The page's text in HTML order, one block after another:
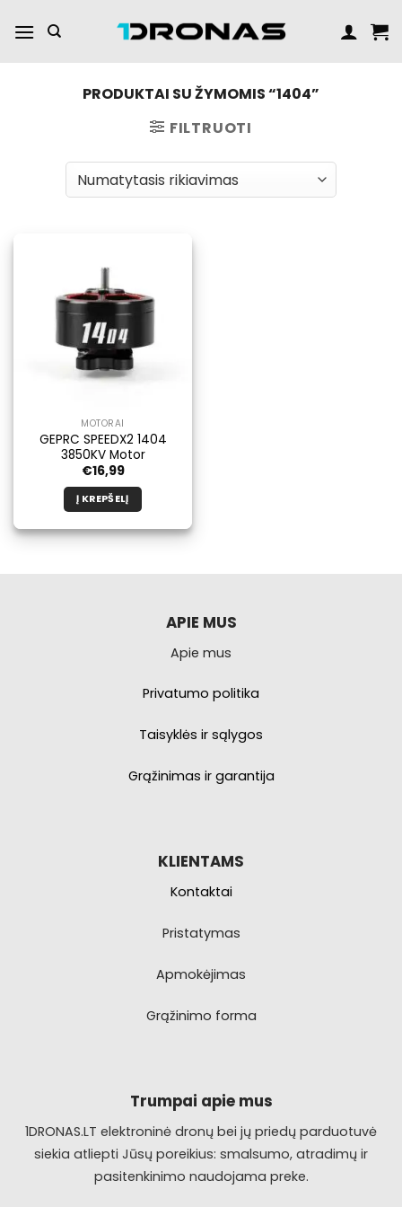
turinį
PRODUKTAI SU ŽYMOMIS “1404”
FILTRUOTI
MOTORAI
GEPRC SPEEDX2 1404
3850KV Motor
€16,99
Į KREPŠELĮ
APIE MUS
Apie mus
Privatumo politika
Taisyklės ir sąlygos
Grąžinimas ir garantija
KLIENTAMS
Kontaktai
Pristatymas
Apmokėjimas
Grąžinimo forma
Trumpai apie mus
1DRONAS.LT elektroninė dronų bei jų priedų parduotuvė
siekia atliepti Jūsų poreikius: smalsumo, atradimų ir
pasitenkinimo naudojama preke.